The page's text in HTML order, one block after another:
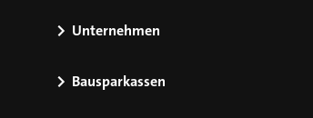
Unternehmen
Bausparkassen